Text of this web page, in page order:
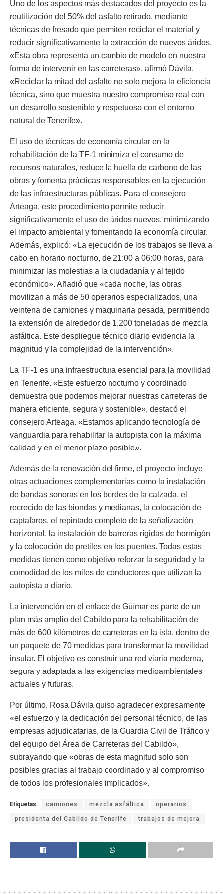
Uno de los aspectos más destacados del proyecto es la
reutilización del 50% del asfalto retirado, mediante
técnicas de fresado que permiten reciclar el material y
reducir significativamente la extracción de nuevos áridos.
«Esta obra representa un cambio de modelo en nuestra
forma de intervenir en las carreteras», afirmó Dávila.
«Reciclar la mitad del asfalto no solo mejora la eficiencia
técnica, sino que muestra nuestro compromiso real con
un desarrollo sostenible y respetuoso con el entorno
natural de Tenerife».
El uso de técnicas de economía circular en la
rehabilitación de la TF-1 minimiza el consumo de
recursos naturales, reduce la huella de carbono de las
obras y fomenta prácticas responsables en la ejecución
de las infraestructuras públicas. Para el consejero
Arteaga, este procedimiento permite reducir
significativamente el uso de áridos nuevos, minimizando
el impacto ambiental y fomentando la economía circular.
Además, explicó: «La ejecución de los trabajos se lleva a
cabo en horario nocturno, de 21:00 a 06:00 horas, para
minimizar las molestias a la ciudadanía y al tejido
económico». Añadió que «cada noche, las obras
movilizan a más de 50 operarios especializados, una
veintena de camiones y maquinaria pesada, permitiendo
la extensión de alrededor de 1,200 toneladas de mezcla
asfáltica. Este despliegue técnico diario evidencia la
magnitud y la complejidad de la intervención».
La TF-1 es una infraestructura esencial para la movilidad
en Tenerife. «Este esfuerzo nocturno y coordinado
demuestra que podemos mejorar nuestras carreteras de
manera eficiente, segura y sostenible», destacó el
consejero Arteaga. «Estamos aplicando tecnología de
vanguardia para rehabilitar la autopista con la máxima
calidad y en el menor plazo posible».
Además de la renovación del firme, el proyecto incluye
otras actuaciones complementarias como la instalación
de bandas sonoras en los bordes de la calzada, el
recrecido de las biondas y medianas, la colocación de
captafaros, el repintado completo de la señalización
horizontal, la instalación de barreras rígidas de hormigón
y la colocación de pretiles en los puentes. Todas estas
medidas tienen como objetivo reforzar la seguridad y la
comodidad de los miles de conductores que utilizan la
autopista a diario.
La intervención en el enlace de Güímar es parte de un
plan más amplio del Cabildo para la rehabilitación de
más de 600 kilómetros de carreteras en la isla, dentro de
un paquete de 70 medidas para transformar la movilidad
insular. El objetivo es construir una red viaria moderna,
segura y adaptada a las exigencias medioambientales
actuales y futuras.
Por último, Rosa Dávila quiso agradecer expresamente
«el esfuerzo y la dedicación del personal técnico, de las
empresas adjudicatarias, de la Guardia Civil de Tráfico y
del equipo del Área de Carreteras del Cabildo»,
subrayando que «obras de esta magnitud solo son
posibles gracias al trabajo coordinado y al compromiso
de todos los profesionales implicados».
Etiquetas: camiones mezcla asfáltica operarios
presidenta del Cabildo de Tenerife trabajos de mejora